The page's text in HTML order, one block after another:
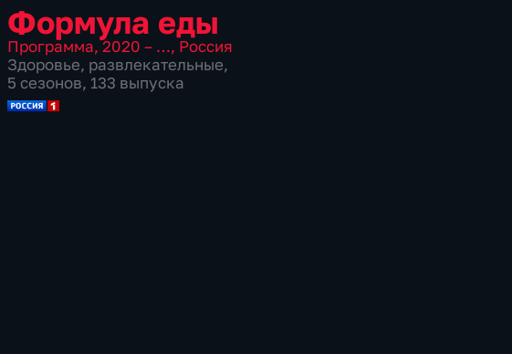
Формула еды
Программа,2020 – …, Россия
Здоровье, развлекательные,
5 сезонов, 133 выпуска